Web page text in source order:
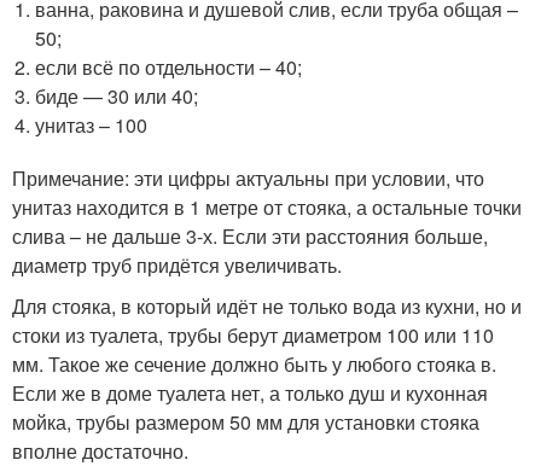
ванна, раковина и душевой слив, если труба общая –
50;
если всё по отдельности – 40;
биде — 30 или 40;
унитаз – 100
Примечание: эти цифры актуальны при условии, что
унитаз находится в 1 метре от стояка, а остальные точки
слива – не дальше 3-х. Если эти расстояния больше,
диаметр труб придётся увеличивать.
Для стояка, в который идёт не только вода из кухни, но и
стоки из туалета, трубы берут диаметром 100 или 110
мм. Такое же сечение должно быть у любого стояка в.
Если же в доме туалета нет, а только душ и кухонная
мойка, трубы размером 50 мм для установки стояка
вполне достаточно.